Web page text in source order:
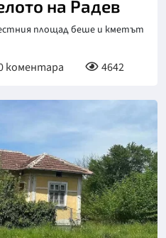
на Радев
площад беше и кметът
коментара 4642